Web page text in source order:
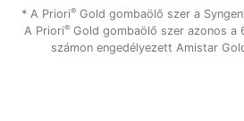
* A Priori®Gold gombaölő szer a
A Priori®Gold gombaölő szer azonos a
számon engedélyezett Amistar